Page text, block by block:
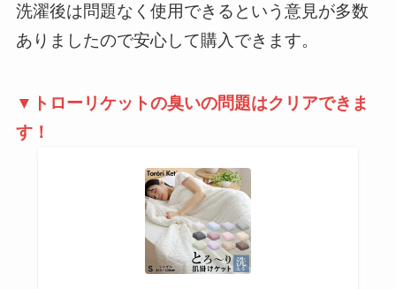
洗濯後は問題なく使用できるという意見が多数
ありましたので安心して購入できます。
▼トローリケットの臭いの問題はクリアできま
す！